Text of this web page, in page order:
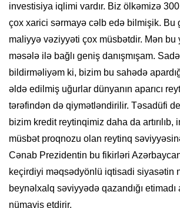
investisiya iqlimi vardır. Biz ölkəmizə
çox xarici sərmayə cəlb edə bilmişik. Bu
maliyyə vəziyyəti çox müsbətdir. Mən bu
məsələ ilə bağlı geniş danışmışam.
bildirməliyəm ki, bizim bu sahədə
əldə edilmiş uğurlar dünyanın aparıcı
tərəfindən də qiymətləndirilir. Təsadüfi
bizim kredit reytinqimiz daha da artırılıb,
müsbət proqnozu olan reytinq səviyyəsinə
Cənab Prezidentin bu fikirləri
keçirdiyi məqsədyönlü iqtisadi siyasətin
beynəlxalq səviyyədə qazandığı etimadı
nümayiş etdirir.